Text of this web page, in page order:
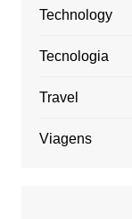
Technology
Tecnologia
Travel
Viagens